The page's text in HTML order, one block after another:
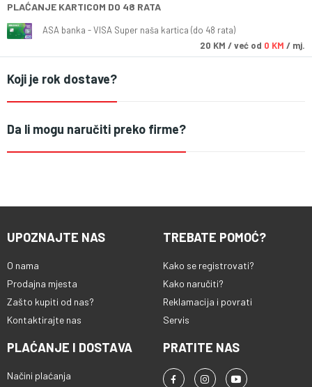
PLAĆANJE KARTICOM DO 48 RATA
ASA banka - VISA Super naša kartica (do 48 rata)
20 KM / već od 0 KM / mj.
Koji je rok dostave?
Da li mogu naručiti preko firme?
UPOZNAJTE NAS
O nama
Prodajna mjesta
Zašto kupiti od nas?
Kontaktirajte nas
TREBATE POMOĆ?
Kako se registrovati?
Kako naručiti?
Reklamacija i povrati
Servis
PLAĆANJE I DOSTAVA
Načini plaćanja
PRATITE NAS